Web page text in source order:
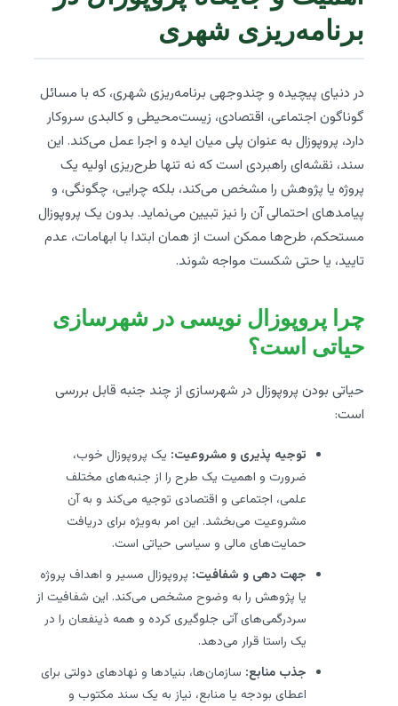
برنامه‌ریزی شهری
در دنیای پیچیده و چندوجهی برنامه‌ریزی شهری، که با مسائل
گوناگون اجتماعی، اقتصادی، زیست‌محیطی و کالبدی سروکار
دارد، پروپوزال به عنوان پلی میان ایده و اجرا عمل می‌کند. این
سند، نقشه‌ای راهبردی است که نه تنها طرح‌ریزی اولیه یک
پروژه یا پژوهش را مشخص می‌کند، بلکه چرایی، چگونگی، و
پیامدهای احتمالی آن را نیز تبیین می‌نماید. بدون یک پروپوزال
مستحکم، طرح‌ها ممکن است از همان ابتدا با ابهامات، عدم
تایید، یا حتی شکست مواجه شوند.
چرا پروپوزال نویسی در شهرسازی
حیاتی است؟
حیاتی بودن پروپوزال در شهرسازی از چند جنبه قابل بررسی
توجیه پذیری و مشروعیت:یک پروپوزال خوب،
ضرورت و اهمیت یک طرح را از جنبه‌های مختلف
علمی، اجتماعی و اقتصادی توجیه می‌کند و به آن
مشروعیت می‌بخشد. این امر به‌ویژه برای دریافت
حمایت‌های مالی و سیاسی حیاتی است.
جهت دهی و شفافیت:پروپوزال مسیر و اهداف پروژه
یا پژوهش را به وضوح مشخص می‌کند. این شفافیت از
سردرگمی‌های آتی جلوگیری کرده و همه ذینفعان را در
یک راستا قرار می‌دهد.
جذب منابع:سازمان‌ها، بنیادها و نهادهای دولتی برای
اعطای بودجه یا منابع، نیاز به یک سند مکتوب و